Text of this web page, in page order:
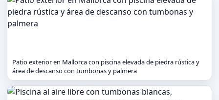
Patio exterior en Mallorca con piscina elevada de piedra rústica y
área de descanso con tumbonas y palmera